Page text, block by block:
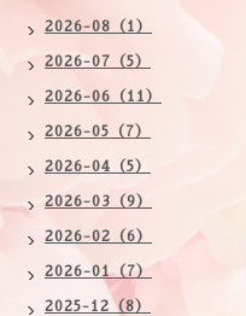
2026-08（1）
2026-07（5）
2026-06（11）
2026-05（7）
2026-04（5）
2026-03（9）
2026-02（6）
2026-01（7）
2025-12（8）